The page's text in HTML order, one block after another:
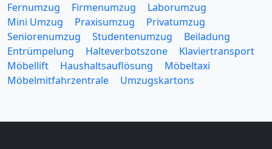
Fernumzug
Firmenumzug
Laborumzug
Mini Umzug
Praxisumzug
Privatumzug
Seniorenumzug
Studentenumzug
Beiladung
Entrümpelung
Halteverbotszone
Klaviertransport
Möbellift
Haushaltsauflösung
Möbeltaxi
Möbelmitfahrzentrale
Umzugskartons